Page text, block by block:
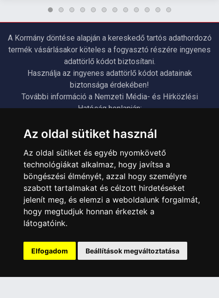
Az oldal sütiket használ
Az oldal sütiket és egyéb nyomkövető
technológiákat alkalmaz, hogy javítsa a
böngészési élményét, azzal hogy személyre
szabott tartalmakat és célzott hirdetéseket
jelenít meg, és elemzi a weboldalunk forgalmát,
hogy megtudjuk honnan érkeztek a
látogatóink.
Elfogadom Beállítások megváltoztatása
A Kormány döntése alapján a kereskedő tartós adathordozó
termék vásárlásakor köteles a fogyasztó részére ingyenes
adattörlő kódot biztosítani.
Használja az ingyenes adattörlő kódot adatainak
biztonsága érdekében!
További információ a Nemzeti Média- és Hírközlési
Hatóság honlapján:
ÜGYFÉLSZOLGÁLAT
Elérhetőségek
Garanciális Ügyintézés
Üzleteinkben az elektronikus fizetés mód kizárólag átutalással
érhető el, bankkártyás fizetésre nincs lehetőség.
Általános Szerződési Feltételek